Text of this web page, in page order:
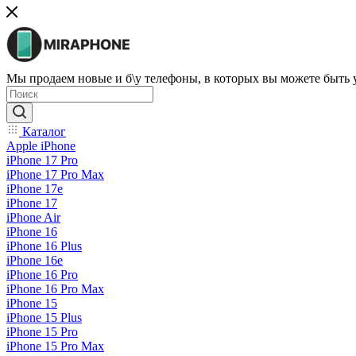
Мы продаем новые и б\у телефоны, в которых вы можете быть
Каталог
Apple iPhone
iPhone 17 Pro
iPhone 17 Pro Max
iPhone 17e
iPhone 17
iPhone Air
iPhone 16
iPhone 16 Plus
iPhone 16e
iPhone 16 Pro
iPhone 16 Pro Max
iPhone 15
iPhone 15 Plus
iPhone 15 Pro
iPhone 15 Pro Max